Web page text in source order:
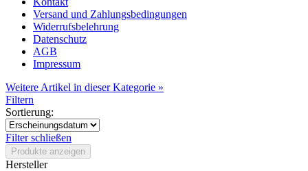
Versand und Zahlungsbedingungen
Widerrufsbelehrung
Datenschutz
AGB
Impressum
Weitere Artikel in dieser Kategorie »
Filtern
Sortierung:
Filter schließen
Produkte anzeigen
Hersteller